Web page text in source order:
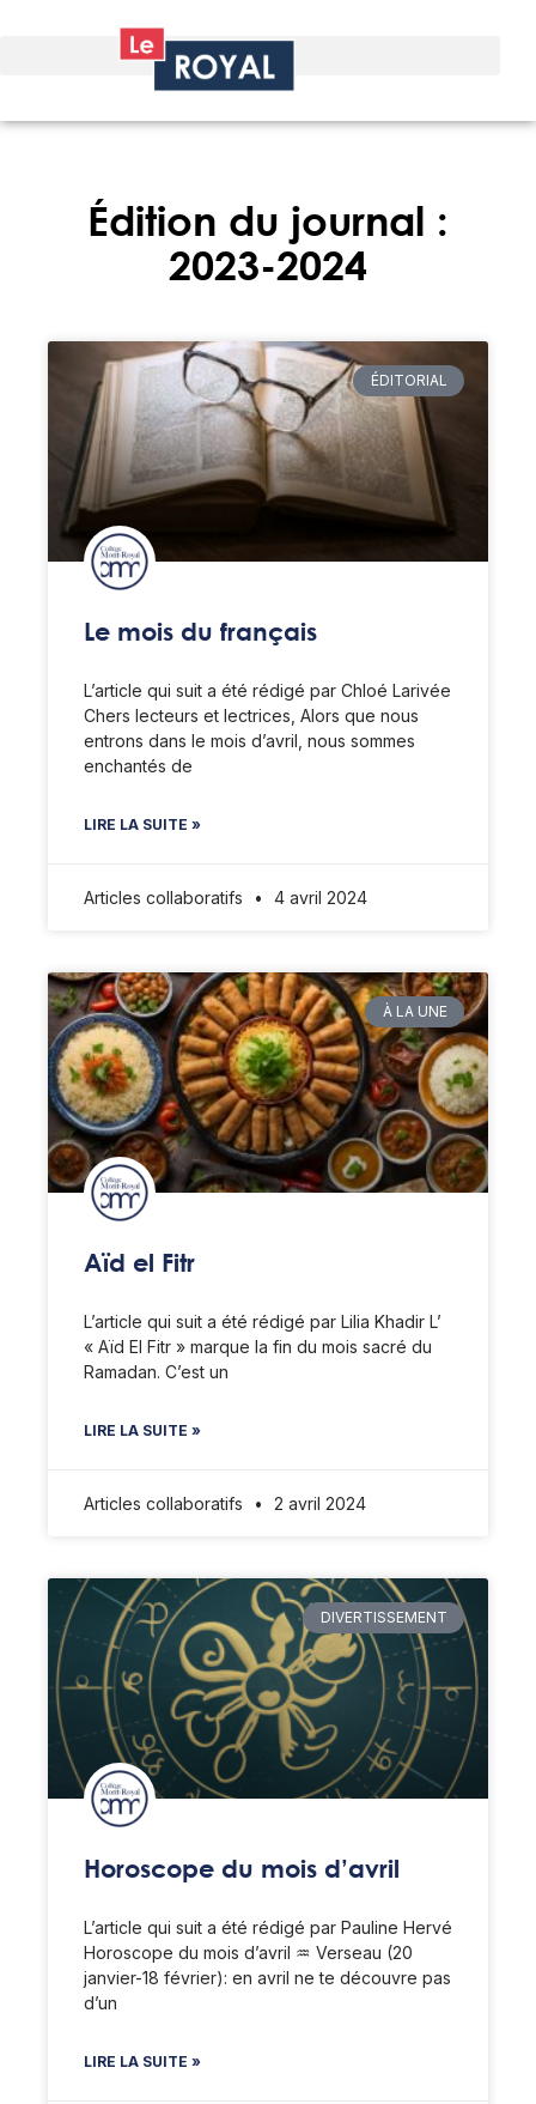
Édition du journal :
2023-2024
ÉDITORIAL
Le mois du français
L’article qui suit a été rédigé par Chloé Larivée
Chers lecteurs et lectrices, Alors que nous
entrons dans le mois d’avril, nous sommes
enchantés de
LIRE LA SUITE »
Articles collaboratifs 4 avril 2024
À LA UNE
Aïd el Fitr
L’article qui suit a été rédigé par Lilia Khadir L’
« Aïd El Fitr » marque la fin du mois sacré du
Ramadan. C’est un
LIRE LA SUITE »
Articles collaboratifs 2 avril 2024
DIVERTISSEMENT
Horoscope du mois d’avril
L’article qui suit a été rédigé par Pauline Hervé
Horoscope du mois d’avril ♒️ Verseau (20
janvier-18 février): en avril ne te découvre pas
d’un
LIRE LA SUITE »